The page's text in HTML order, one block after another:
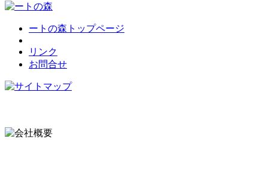
ートの森トップページ
リンク
お問合せ